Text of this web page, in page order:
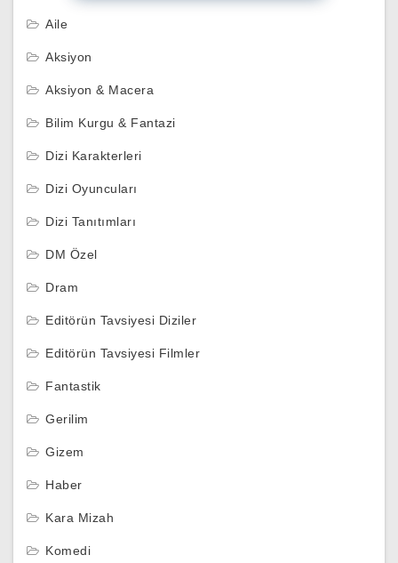
Aile
Aksiyon
Aksiyon & Macera
Bilim Kurgu & Fantazi
Dizi Karakterleri
Dizi Oyuncuları
Dizi Tanıtımları
DM Özel
Dram
Editörün Tavsiyesi Diziler
Editörün Tavsiyesi Filmler
Fantastik
Gerilim
Gizem
Haber
Kara Mizah
Komedi